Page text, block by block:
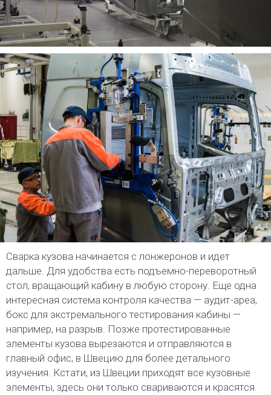
Сварка кузова начинается с лонжеронов и идет
дальше. Для удобства есть подъемно-переворотный
стол, вращающий кабину в любую сторону. Еще одна
интересная система контроля качества — аудит-ареа,
бокс для экстремального тестирования кабины —
например, на разрыв. Позже протестированные
элементы кузова вырезаются и отправляются в
главный офис, в Швецию для более детального
изучения. Кстати, из Швеции приходят все кузовные
элементы, здесь они только свариваются и красятся.